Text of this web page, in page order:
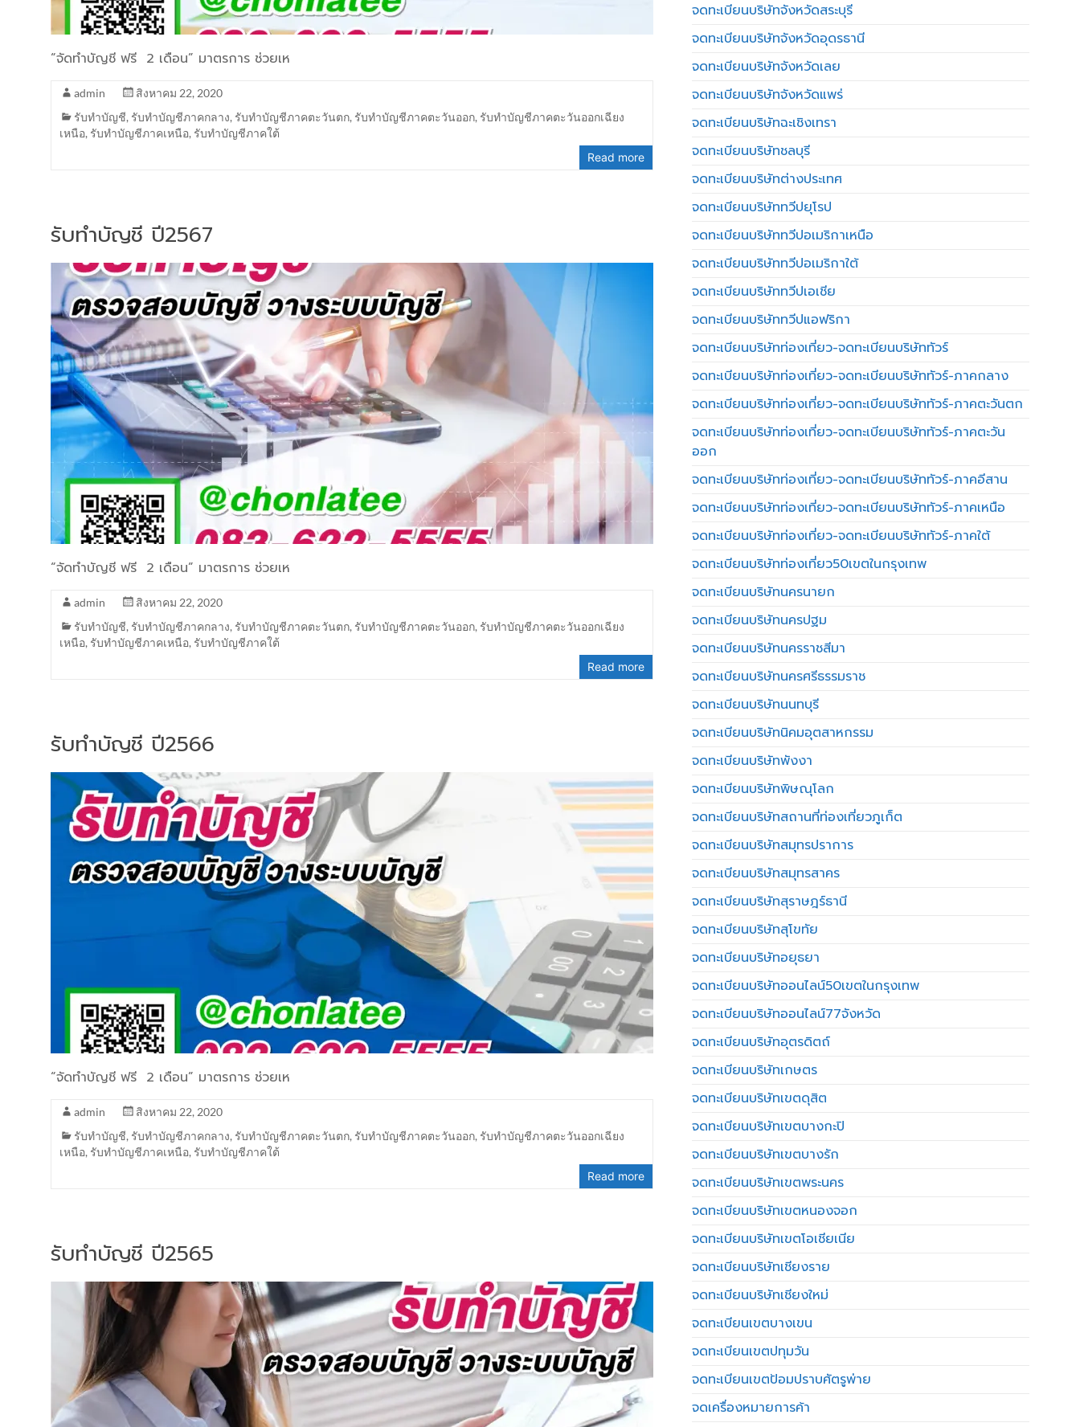
“จัดทำบัญชี ฟรี 2 เดือน” มาตรการ ช่วยเห
admin
สิงหาคม 22, 2020
รับทำบัญชี, รับทำบัญชีภาคกลาง, รับทำบัญชีภาคตะวันตก, รับทำบัญชีภาคตะวันออก, รับทำบัญชีภาคตะวันออกเฉียง
เหนือ, รับทำบัญชีภาคเหนือ, รับทำบัญชีภาคใต้
Read more
รับทำบัญชี ปี2567
“จัดทำบัญชี ฟรี 2 เดือน” มาตรการ ช่วยเห
admin
สิงหาคม 22, 2020
รับทำบัญชี, รับทำบัญชีภาคกลาง, รับทำบัญชีภาคตะวันตก, รับทำบัญชีภาคตะวันออก, รับทำบัญชีภาคตะวันออกเฉียง
เหนือ, รับทำบัญชีภาคเหนือ, รับทำบัญชีภาคใต้
Read more
รับทำบัญชี ปี2566
“จัดทำบัญชี ฟรี 2 เดือน” มาตรการ ช่วยเห
admin
สิงหาคม 22, 2020
รับทำบัญชี, รับทำบัญชีภาคกลาง, รับทำบัญชีภาคตะวันตก, รับทำบัญชีภาคตะวันออก, รับทำบัญชีภาคตะวันออกเฉียง
เหนือ, รับทำบัญชีภาคเหนือ, รับทำบัญชีภาคใต้
Read more
รับทำบัญชี ปี2565
จดทะเบียนบริษัทจังหวัดสระบุรี
จดทะเบียนบริษัทจังหวัดอุดรธานี
จดทะเบียนบริษัทจังหวัดเลย
จดทะเบียนบริษัทจังหวัดแพร่
จดทะเบียนบริษัทฉะเชิงเทรา
จดทะเบียนบริษัทชลบุรี
จดทะเบียนบริษัทต่างประเทศ
จดทะเบียนบริษัททวีปยุโรป
จดทะเบียนบริษัททวีปอเมริกาเหนือ
จดทะเบียนบริษัททวีปอเมริกาใต้
จดทะเบียนบริษัททวีปเอเชีย
จดทะเบียนบริษัททวีปแอฟริกา
จดทะเบียนบริษัทท่องเที่ยว-จดทะเบียนบริษัททัวร์
จดทะเบียนบริษัทท่องเที่ยว-จดทะเบียนบริษัททัวร์-ภาคกลาง
จดทะเบียนบริษัทท่องเที่ยว-จดทะเบียนบริษัททัวร์-ภาคตะวันตก
จดทะเบียนบริษัทท่องเที่ยว-จดทะเบียนบริษัททัวร์-ภาคตะวัน
ออก
จดทะเบียนบริษัทท่องเที่ยว-จดทะเบียนบริษัททัวร์-ภาคอีสาน
จดทะเบียนบริษัทท่องเที่ยว-จดทะเบียนบริษัททัวร์-ภาคเหนือ
จดทะเบียนบริษัทท่องเที่ยว-จดทะเบียนบริษัททัวร์-ภาคใต้
จดทะเบียนบริษัทท่องเที่ยว50เขตในกรุงเทพ
จดทะเบียนบริษัทนครนายก
จดทะเบียนบริษัทนครปฐม
จดทะเบียนบริษัทนครราชสีมา
จดทะเบียนบริษัทนครศรีธรรมราช
จดทะเบียนบริษัทนนทบุรี
จดทะเบียนบริษัทนิคมอุตสาหกรรม
จดทะเบียนบริษัทพังงา
จดทะเบียนบริษัทพิษณุโลก
จดทะเบียนบริษัทสถานที่ท่องเที่ยวภูเก็ต
จดทะเบียนบริษัทสมุทรปราการ
จดทะเบียนบริษัทสมุทรสาคร
จดทะเบียนบริษัทสุราษฎร์ธานี
จดทะเบียนบริษัทสุโขทัย
จดทะเบียนบริษัทอยุธยา
จดทะเบียนบริษัทออนไลน์50เขตในกรุงเทพ
จดทะเบียนบริษัทออนไลน์77จังหวัด
จดทะเบียนบริษัทอุตรดิตถ์
จดทะเบียนบริษัทเกษตร
จดทะเบียนบริษัทเขตดุสิต
จดทะเบียนบริษัทเขตบางกะปิ
จดทะเบียนบริษัทเขตบางรัก
จดทะเบียนบริษัทเขตพระนคร
จดทะเบียนบริษัทเขตหนองจอก
จดทะเบียนบริษัทเขตโอเชียเนีย
จดทะเบียนบริษัทเชียงราย
จดทะเบียนบริษัทเชียงใหม่
จดทะเบียนเขตบางเขน
จดทะเบียนเขตปทุมวัน
จดทะเบียนเขตป้อมปราบศัตรูพ่าย
จดเครื่องหมายการค้า